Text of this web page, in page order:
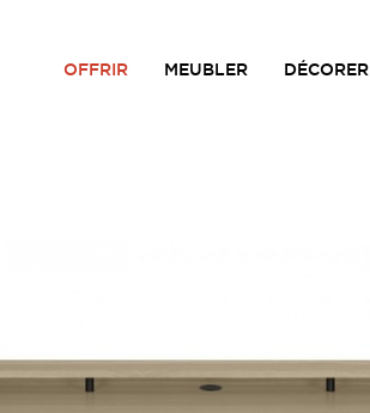
OFFRIR MEUBLER DÉCORER